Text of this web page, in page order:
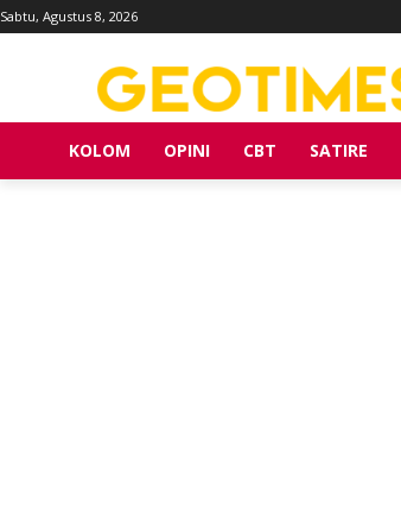
Sabtu, Agustus 8, 2026
KOLOM OPINI CBT SATIRE